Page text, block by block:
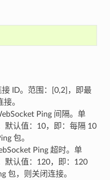
接 ID。范围：[0,2]，即最
。
Ping 间隔。单
默认值：10，即：每隔 10
包。
Ping 超时。单
默认值：120，即：120
包，则关闭连接。